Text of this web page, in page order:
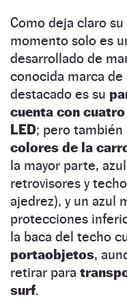
Como deja claro
momento solo es
desarrollado de
conocida marca
destacado es su
cuenta con
LED; pero
colores de la
la mayor parte,
retrovisores y
ajedrez), y un azul
protecciones
la baca del techo
portaobjetos,
retirar para
surf.